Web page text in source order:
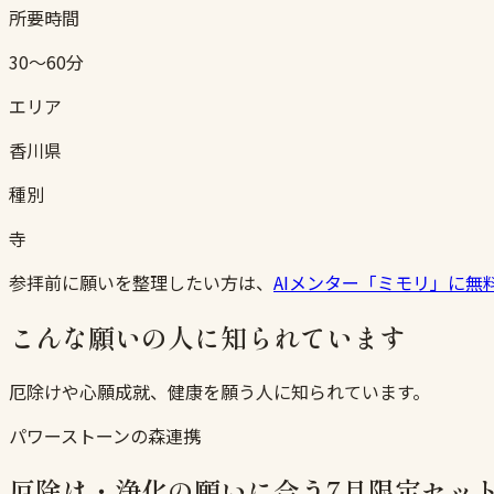
所要時間
30〜60分
エリア
香川県
種別
寺
参拝前に願いを整理したい方は、 AIメンター「ミモリ」に無
こんな願いの人に知られています
厄除けや心願成就、健康を願う人に知られています。
パワーストーンの森連携